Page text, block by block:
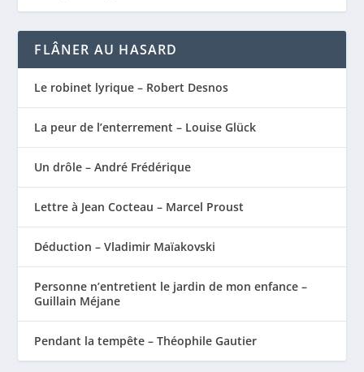
FLÂNER AU HASARD
Le robinet lyrique – Robert Desnos
La peur de l’enterrement – Louise Glück
Un drôle – André Frédérique
Lettre à Jean Cocteau – Marcel Proust
Déduction – Vladimir Maïakovski
Personne n’entretient le jardin de mon enfance –
Guillain Méjane
Pendant la tempête – Théophile Gautier